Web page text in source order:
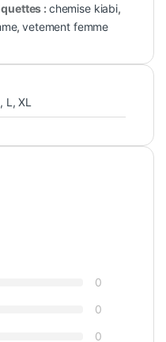
: chemise kiabi,
,vetement femme
, L ,XL
0
0
0